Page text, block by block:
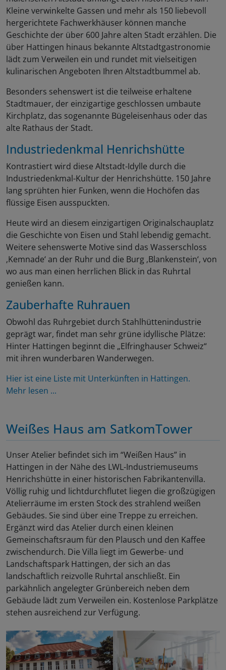
Kleine verwinkelte Gassen und mehr als 150 liebevoll
hergerichtete Fachwerkhäuser können manche
Geschichte der über 600 Jahre alten Stadt erzählen. Die
über Hattingen hinaus bekannte Altstadtgastronomie
lädt zum Verweilen ein und rundet mit vielseitigen
kulinarischen Angeboten Ihren Altstadtbummel ab.
Besonders sehenswert ist die teilweise erhaltene
Stadtmauer, der einzigartige geschlossen umbaute
Kirchplatz, das sogenannte Bügeleisenhaus oder das
alte Rathaus der Stadt.
Industriedenkmal Henrichshütte
Kontrastiert wird diese Altstadt-Idylle durch die
Industriedenkmal-Kultur der Henrichshütte. 150 Jahre
lang sprühten hier Funken, wenn die Hochöfen das
flüssige Eisen ausspuckten.
Heute wird an diesem einzigartigen Originalschauplatz
die Geschichte von Eisen und Stahl lebendig gemacht.
Weitere sehenswerte Motive sind das Wasserschloss
‚Kemnade‘ an der Ruhr und die Burg ‚Blankenstein‘, von
wo aus man einen herrlichen Blick in das Ruhrtal
genießen kann.
Zauberhafte Ruhrauen
Obwohl das Ruhrgebiet durch Stahlhüttenindustrie
geprägt war, findet man sehr grüne idyllische Plätze:
Hinter Hattingen beginnt die „Elfringhauser Schweiz“
mit ihren wunderbaren Wanderwegen.
Hier ist eine Liste mit Unterkünften in Hattingen.
Mehr lesen ...
Weißes Haus am SatkomTower
Unser Atelier befindet sich im “Weißen Haus” in
Hattingen in der Nähe des LWL-Industriemuseums
Henrichshütte in einer historischen Fabrikantenvilla.
Völlig ruhig und lichtdurchflutet liegen die großzügigen
Atelierräume im ersten Stock des strahlend weißen
Gebäudes. Sie sind über eine Treppe zu erreichen.
Ergänzt wird das Atelier durch einen kleinen
Gemeinschaftsraum für den Plausch und den Kaffee
zwischendurch. Die Villa liegt im Gewerbe- und
Landschaftspark Hattingen, der sich an das
landschaftlich reizvolle Ruhrtal anschließt. Ein
parkähnlich angelegter Grünbereich neben dem
Gebäude lädt zum Verweilen ein. Kostenlose Parkplätze
stehen ausreichend zur Verfügung.